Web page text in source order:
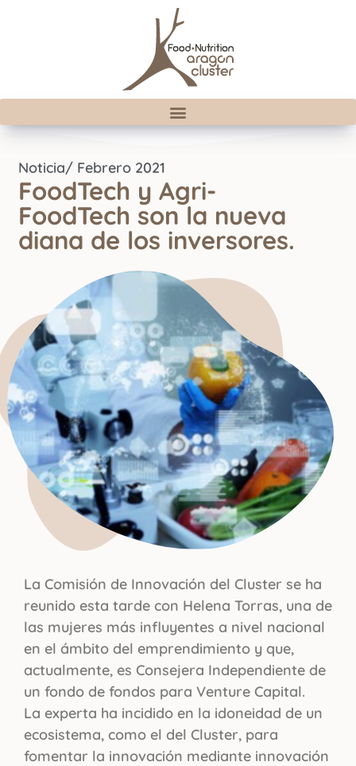
Noticia/ Febrero 2021
FoodTech y Agri-
FoodTech son la nueva
diana de los inversores.
La Comisión de Innovación del Cluster se ha
reunido esta tarde con Helena Torras, una de
las mujeres más influyentes a nivel nacional
en el ámbito del emprendimiento y que,
actualmente, es Consejera Independiente de
un fondo de fondos para Venture Capital.
La experta ha incidido en la idoneidad de un
ecosistema, como el del Cluster, para
fomentar la innovación mediante innovación